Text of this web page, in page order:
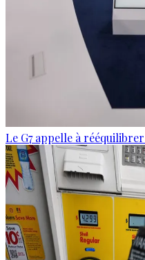
Le G7 appelle à